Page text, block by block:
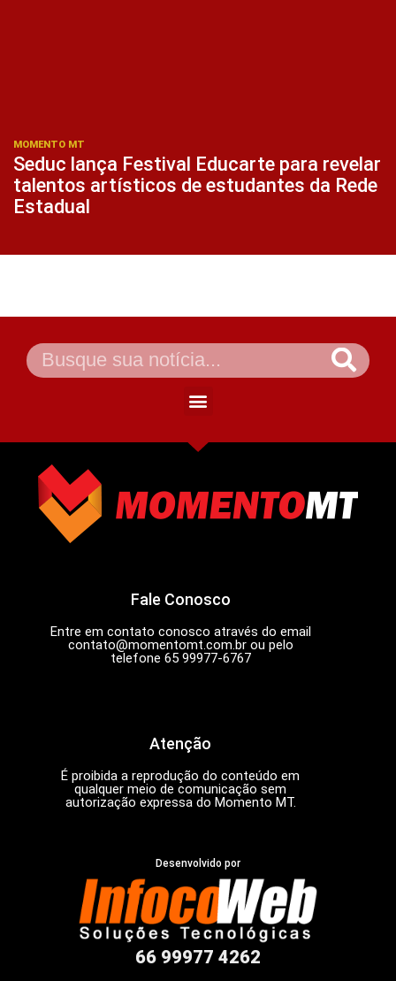
MOMENTO MT
Seduc lança Festival Educarte para revelar
talentos artísticos de estudantes da Rede
Estadual
Fale Conosco
Entre em contato conosco através do email
contato@momentomt.com.brou pelo
telefone 65 99977-6767
Atenção
É proibida a reprodução do conteúdo em
qualquer meio de comunicação sem
autorização expressa do Momento MT.
Desenvolvido por
66 99977 4262